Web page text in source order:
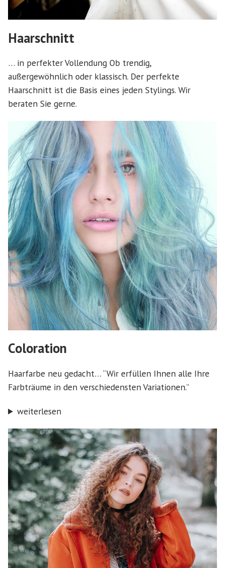
Haarschnitt
… in perfekter Vollendung Ob trendig,
außergewöhnlich oder klassisch. Der perfekte
Haarschnitt ist die Basis eines jeden Stylings. Wir
beraten Sie gerne.
Coloration
Haarfarbe neu gedacht… “Wir erfüllen Ihnen alle Ihre
Farbträume in den verschiedensten Variationen.”
weiterlesen